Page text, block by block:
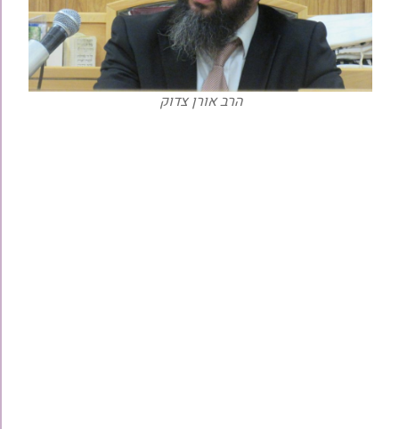
הרב אורן צדוק